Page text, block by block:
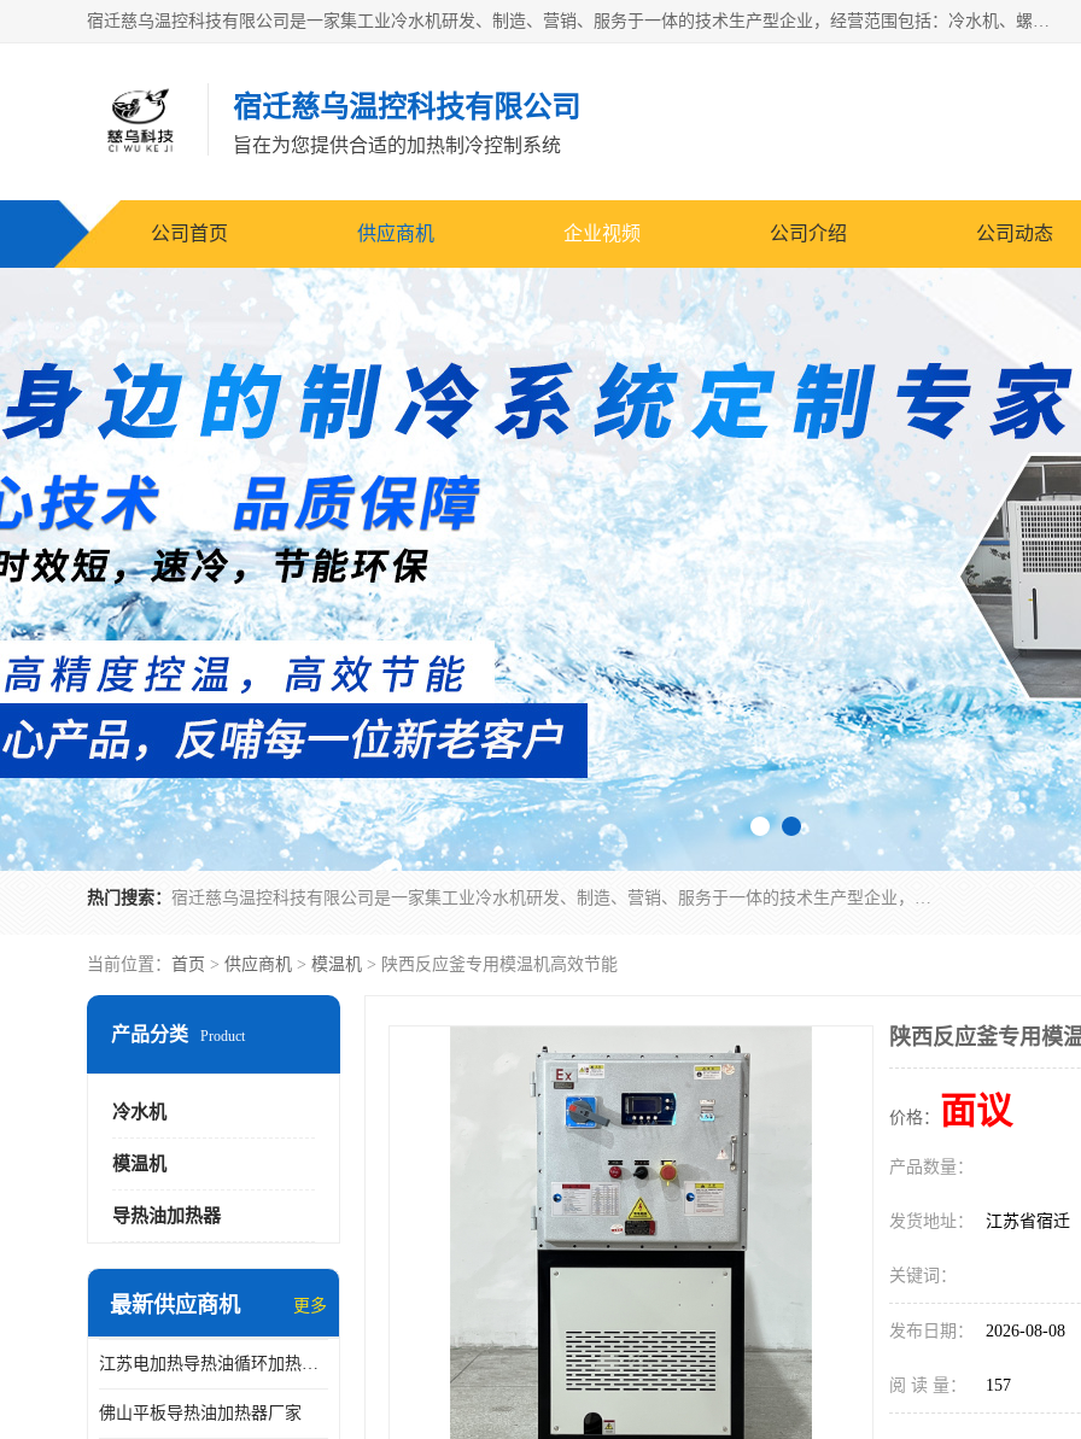
宿迁慈乌温控科技有限公司是一家集工业冷水机研发、制造、营销、服务于一体的技术生产型企业，经营范围包括：冷水机、螺杆式冷水机组、工业冷水机、水冷式冷水机、风冷式冷水机组、风冷螺杆式冷冻机组、冷冻机、注塑专用冷水机、混泥土专用冷水机、低温防爆冷水机组等。专业温控设备供应商 模温机/冷水机/导热油炉定制服务等
宿迁慈乌温控科技有限公司
旨在为您提供合适的加热制冷控制系统
公司首页 供应商机 企业视频 公司介绍 公司动态
热门搜索： 宿迁慈乌温控科技有限公司是一家集工业冷水机研发、制造、营销、服务于一体的技术生产型企业，经营范围包括：冷水机、螺杆式冷水机组、工业冷水机、水冷式冷水机、风冷式冷水机组、风冷螺杆式冷冻机组、冷冻机、注塑专用冷水机、混泥土专用冷水机、低温防爆冷水机组等。专业温控设备供应商 模温机/冷水机/导热油炉定制服务等
当前位置： 首页 > 供应商机 > 模温机 > 陕西反应釜专用模温机高效节能
产品分类 Product
冷水机
模温机
导热油加热器
最新供应商机 更多
江苏电加热导热油循环加热器厂家
佛山平板导热油加热器厂家
陕西反应釜专用模
价格： 面议
产品数量：
发货地址： 江苏省宿迁
关键词：
发布日期： 2026-08-08
阅 读 量： 157